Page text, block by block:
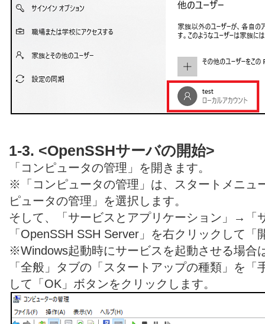
1-3. <OpenSSHサーバの開始>
「コンピュータの管理」を開きます。
※「コンピュータの管理」は、スタートメニュ
ピュータの管理」を選択します。
そして、「サービスとアプリケーション」→「
「OpenSSH SSH Server」を右クリックして
※Windows起動時にサービスを起動させる場合
「全般」タブの「スタートアップの種類」を
して「OK」ボタンをクリックします。